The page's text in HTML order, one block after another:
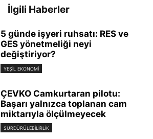
İlgili Haberler
5 günde işyeri ruhsatı: RES ve
GES yönetmeliği neyi
değiştiriyor?
YEŞIL EKONOMI
ÇEVKO Camkurtaran pilotu:
Başarı yalnızca toplanan cam
miktarıyla ölçülmeyecek
SÜRDÜRÜLEBILIRLIK